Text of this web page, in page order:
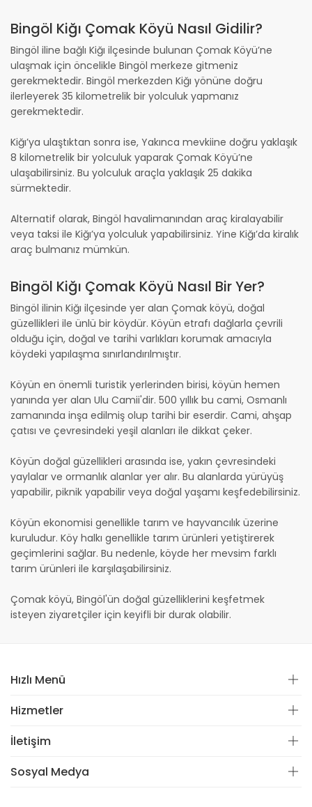
Bingöl Kiğı Çomak Köyü Nasıl Gidilir?
Bingöl iline bağlı Kiğı ilçesinde bulunan Çomak Köyü’ne
ulaşmak için öncelikle Bingöl merkeze gitmeniz
gerekmektedir. Bingöl merkezden Kiğı yönüne doğru
ilerleyerek 35 kilometrelik bir yolculuk yapmanız
gerekmektedir.
Kiğı’ya ulaştıktan sonra ise, Yakınca mevkiine doğru yaklaşık
8 kilometrelik bir yolculuk yaparak Çomak Köyü’ne
ulaşabilirsiniz. Bu yolculuk araçla yaklaşık 25 dakika
sürmektedir.
Alternatif olarak, Bingöl havalimanından araç kiralayabilir
veya taksi ile Kiğı’ya yolculuk yapabilirsiniz. Yine Kiğı’da kiralık
araç bulmanız mümkün.
Bingöl Kiğı Çomak Köyü Nasıl Bir Yer?
Bingöl ilinin Kiğı ilçesinde yer alan Çomak köyü, doğal
güzellikleri ile ünlü bir köydür. Köyün etrafı dağlarla çevrili
olduğu için, doğal ve tarihi varlıkları korumak amacıyla
köydeki yapılaşma sınırlandırılmıştır.
Köyün en önemli turistik yerlerinden birisi, köyün hemen
yanında yer alan Ulu Camii'dir. 500 yıllık bu cami, Osmanlı
zamanında inşa edilmiş olup tarihi bir eserdir. Cami, ahşap
çatısı ve çevresindeki yeşil alanları ile dikkat çeker.
Köyün doğal güzellikleri arasında ise, yakın çevresindeki
yaylalar ve ormanlık alanlar yer alır. Bu alanlarda yürüyüş
yapabilir, piknik yapabilir veya doğal yaşamı keşfedebilirsiniz.
Köyün ekonomisi genellikle tarım ve hayvancılık üzerine
kuruludur. Köy halkı genellikle tarım ürünleri yetiştirerek
geçimlerini sağlar. Bu nedenle, köyde her mevsim farklı
tarım ürünleri ile karşılaşabilirsiniz.
Çomak köyü, Bingöl'ün doğal güzelliklerini keşfetmek
isteyen ziyaretçiler için keyifli bir durak olabilir.
Hızlı Menü
Hizmetler
İletişim
Sosyal Medya